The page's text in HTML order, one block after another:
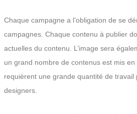
Chaque campagne a l’obligation de se
campagnes. Chaque contenu à publier
actuelles du contenu. L’image sera
un grand nombre de contenus est mis
requièrent une grande quantité de travail
designers.